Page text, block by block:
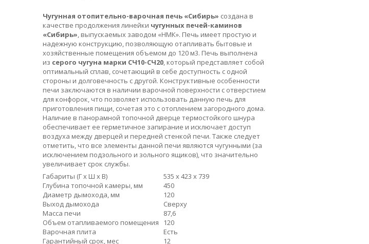
Чугунная отопительно-варочная печь «Сибирь» создана в
качестве продолжения линейки чугунных печей-каминов
«Сибирь», выпускаемых заводом «НМК». Печь имеет простую и
надежную конструкцию, позволяющую отапливать бытовые и
хозяйственные помещения объемом до 120 м3. Печь выполнена
из серого чугуна марки СЧ10-СЧ20, который представляет собой
оптимальный сплав, сочетающий в себе доступность с одной
стороны и долговечность с другой. Конструктивные особенности
печи заключаются в наличии варочной поверхности с отверстием
для конфорок, что позволяет использовать данную печь для
приготовления пищи, сочетая это с отоплением загородного дома.
Наличие в панорамной топочной дверце термостойкого шнура
обеспечивает ее герметичное запирание и исключает доступ
воздуха между дверцей и передней стенкой печи. Также следует
отметить, что все элементы данной печи являются чугунными (за
исключением подзольного и зольного ящиков), что значительно
увеличивает срок службы.
Габариты (Г х Ш х В)
535 х 423 х 739
Глубина топочной камеры, мм
450
Диаметр дымохода, мм
120
Выход дымохода
Сверху
Масса печи
87,6
Объем отапливаемого помещения
120
Варочная плита
Есть
Гарантийный срок, мес
12